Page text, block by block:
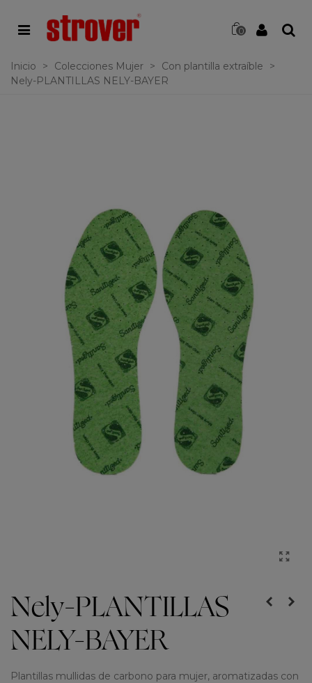
0
Inicio > Colecciones Mujer > Con plantilla extraíble
>
Nely-PLANTILLAS NELY-BAYER
Nely-PLANTILLAS
NELY-BAYER
Plantillas mullidas de carbono para mujer, aromatizadas con